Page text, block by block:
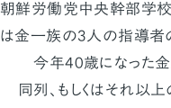
朝鮮労働党中央幹部学校
は金一族の3人の指導者
今年40歳になった金
同列、もしくはそれ以